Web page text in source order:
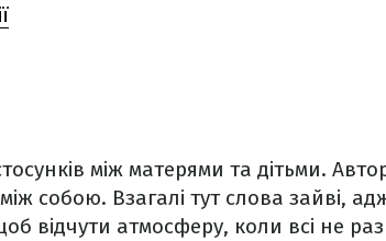
між матерями та дітьми.
собою. Взагалі тут слова зайві,
відчути атмосферу, коли всі не